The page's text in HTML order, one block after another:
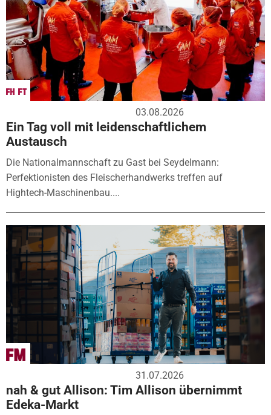
03.08.2026
Ein Tag voll mit leidenschaftlichem
Austausch
Die Nationalmannschaft zu Gast bei Seydelmann:
Perfektionisten des Fleischerhandwerks treffen auf
Hightech-Maschinenbau....
31.07.2026
nah & gut Allison: Tim Allison übernimmt
Edeka-Markt